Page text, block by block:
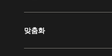
맞춤화